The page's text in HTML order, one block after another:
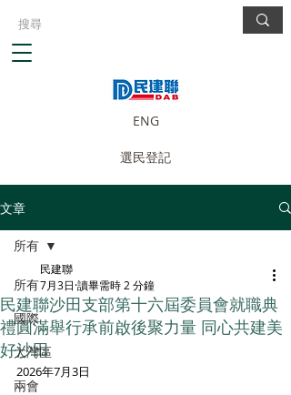
ENG
選民登記
文章
所有
國際
大灣區
兩會
所有
民建聯沙田支部第十六屆委員會就職典
禮圓滿舉行承前啟後聚力量 同心共建美
好沙田
民建聯
7月3日 讀畢需時 2 分鐘
2026年7月3日